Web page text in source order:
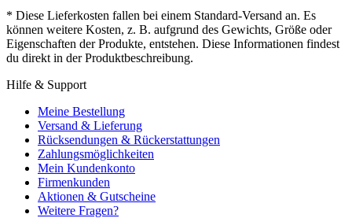
* Diese Lieferkosten fallen bei einem Standard-Versand an. Es
können weitere Kosten, z. B. aufgrund des Gewichts, Größe oder
Eigenschaften der Produkte, entstehen. Diese Informationen findest
du direkt in der Produktbeschreibung.
Hilfe & Support
Meine Bestellung
Versand & Lieferung
Rücksendungen & Rückerstattungen
Zahlungsmöglichkeiten
Mein Kundenkonto
Firmenkunden
Aktionen & Gutscheine
Weitere Fragen?